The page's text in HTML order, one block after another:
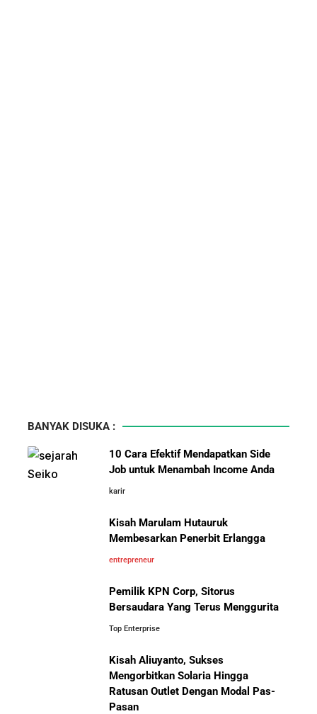
BANYAK DISUKA :
10 Cara Efektif Mendapatkan Side
Job untuk Menambah Income Anda
karir
Kisah Marulam Hutauruk
Membesarkan Penerbit Erlangga
entrepreneur
Pemilik KPN Corp, Sitorus
Bersaudara Yang Terus Menggurita
Top Enterprise
Kisah Aliuyanto, Sukses
Mengorbitkan Solaria Hingga
Ratusan Outlet Dengan Modal Pas-
Pasan